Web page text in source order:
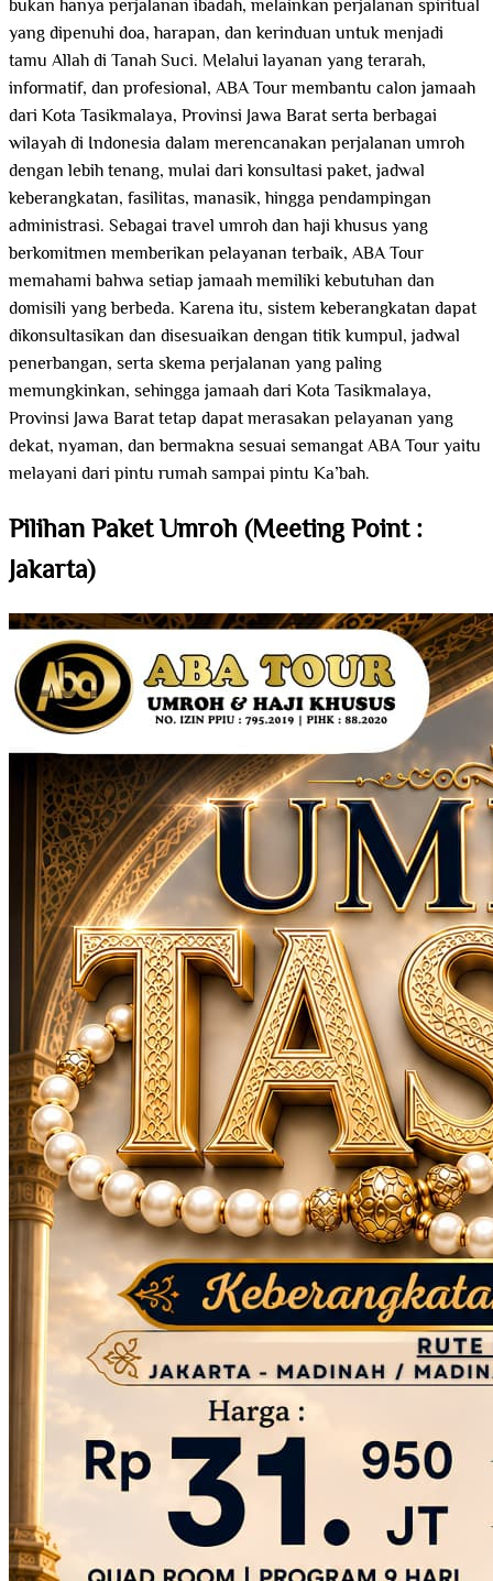
bukan hanya perjalanan ibadah, melainkan perjalanan spiritual
yang dipenuhi doa, harapan, dan kerinduan untuk menjadi
tamu Allah di Tanah Suci. Melalui layanan yang terarah,
informatif, dan profesional, ABA Tour membantu calon jamaah
dari Kota Tasikmalaya, Provinsi Jawa Barat serta berbagai
wilayah di Indonesia dalam merencanakan perjalanan umroh
dengan lebih tenang, mulai dari konsultasi paket, jadwal
keberangkatan, fasilitas, manasik, hingga pendampingan
administrasi. Sebagai travel umroh dan haji khusus yang
berkomitmen memberikan pelayanan terbaik, ABA Tour
memahami bahwa setiap jamaah memiliki kebutuhan dan
domisili yang berbeda. Karena itu, sistem keberangkatan dapat
dikonsultasikan dan disesuaikan dengan titik kumpul, jadwal
penerbangan, serta skema perjalanan yang paling
memungkinkan, sehingga jamaah dari Kota Tasikmalaya,
Provinsi Jawa Barat tetap dapat merasakan pelayanan yang
dekat, nyaman, dan bermakna sesuai semangat ABA Tour yaitu
melayani dari pintu rumah sampai pintu Ka’bah.
Pilihan Paket Umroh (Meeting Point :
Jakarta)